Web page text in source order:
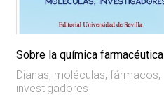
Sobre la química farmacéutica
Dianas, moléculas, fármacos,
investigadores